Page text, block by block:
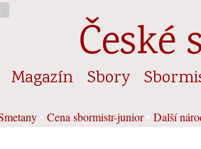
České
Magazín Sbory
Cena sbormistr-junior• Další